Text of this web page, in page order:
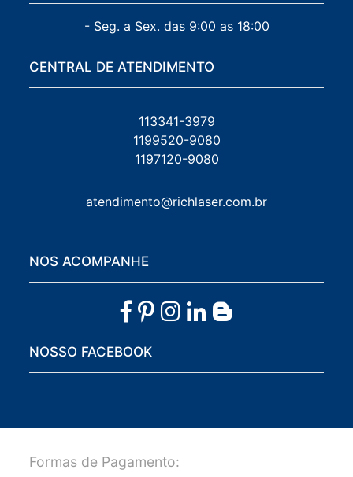
- Seg. a Sex. das 9:00 as 18:00
CENTRAL DE ATENDIMENTO
113341-3979
1199520-9080
1197120-9080
atendimento@richlaser.com.br
NOS ACOMPANHE
NOSSO FACEBOOK
Formas de Pagamento: